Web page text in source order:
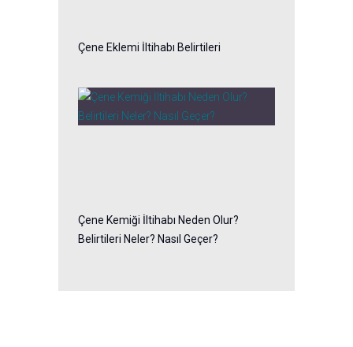
Çene Eklemi İltihabı Belirtileri
Çene Kemiği İltihabı Neden Olur?
Belirtileri Neler? Nasıl Geçer?